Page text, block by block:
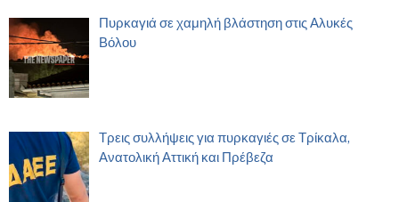
Πυρκαγιά σε χαμηλή βλάστηση στις Αλυκές
Βόλου
Τρεις συλλήψεις για πυρκαγιές σε Τρίκαλα,
Ανατολική Αττική και Πρέβεζα